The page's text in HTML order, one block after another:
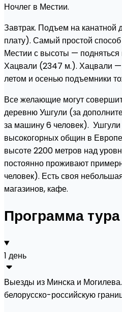
Ночлег в Местии.
Завтрак. Подъем на канатной
плату). Самый простой способ
Местии с высоты — подняться
Хацвали (2347 м.). Хацвали —
летом и осенью подъемники
Все желающие могут
деревню Ушгули (за
за машину 6 человек).
высокогорных общин в
высоте 2200 метров над
постоянно проживают
человек). Есть своя
магазинов, кафе.
Программа тура
1 день
Выезды из Минска и
белорусско-российскую